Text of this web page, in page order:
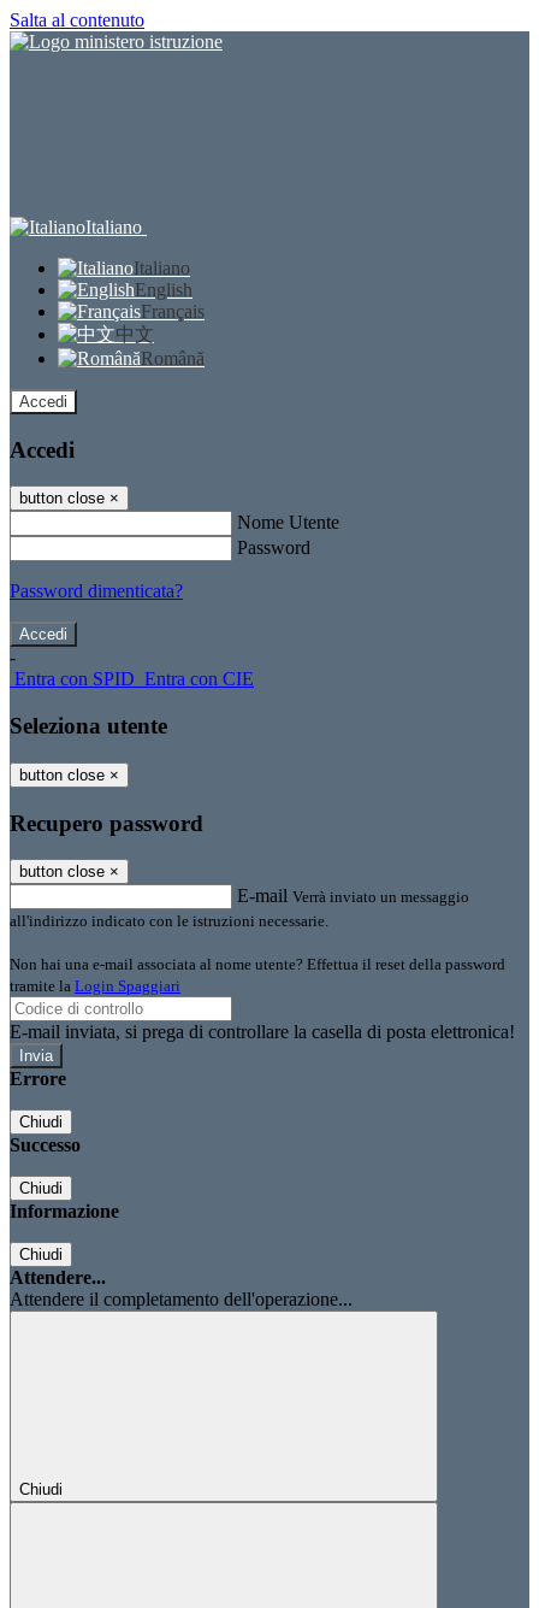
Salta al contenuto
Italiano
Italiano
English
Français
中文
Română
Accedi
Accedi
button close ×
Nome Utente
Password
Password dimenticata?
-
Entra con SPID Entra con CIE
Seleziona utente
button close ×
Recupero password
button close ×
E-mail Verrà inviato un messaggio
all'indirizzo indicato con le istruzioni necessarie.
Non hai una e-mail associata al nome utente? Effettua il reset della password
tramite la Login Spaggiari
E-mail inviata, si prega di controllare la casella di posta elettronica!
Errore
Chiudi
Successo
Chiudi
Informazione
Chiudi
Attendere...
Attendere il completamento dell'operazione...
Chiudi